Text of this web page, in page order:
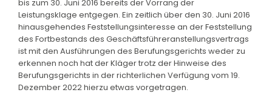
bis zum 30. Juni 2016 bereits der Vorrang der
Leistungsklage entgegen. Ein zeitlich über den 30. Juni 2016
hinausgehendes Feststellungsinteresse an der Feststellung
des Fortbestands des Geschäftsführeranstellungsvertrags
ist mit den Ausführungen des Berufungsgerichts weder zu
erkennen noch hat der Kläger trotz der Hinweise des
Berufungsgerichts in der richterlichen Verfügung vom 19.
Dezember 2022 hierzu etwas vorgetragen.